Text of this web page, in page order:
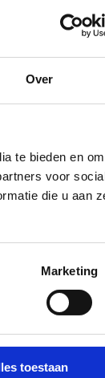
Over
te bieden en
voor
die u aan
Marketing
toestaan